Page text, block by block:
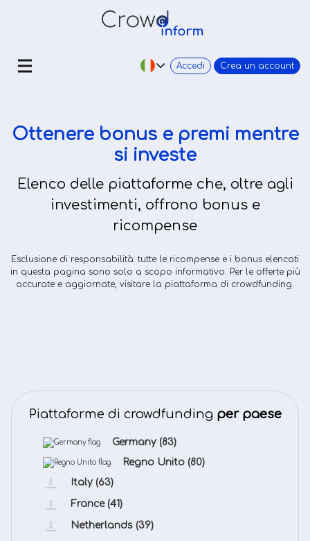
Accedi Crea un account
Ottenere bonus e premi mentre
si investe
Elenco delle piattaforme che, oltre agli
investimenti, offrono bonus e
ricompense
Esclusione di responsabilità: tutte le ricompense e i bonus elencati
in questa pagina sono solo a scopo informativo. Per le offerte più
accurate e aggiornate, visitare la piattaforma di crowdfunding.
Piattaforme di crowdfunding per paese
Germany (83)
Regno Unito (80)
Italy (63)
France (41)
Netherlands (39)